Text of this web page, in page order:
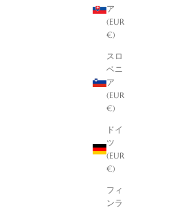
ア
(EUR
€)
スロ
ベニ
ア
(EUR
€)
ドイ
ツ
(EUR
€)
フィ
ンラ